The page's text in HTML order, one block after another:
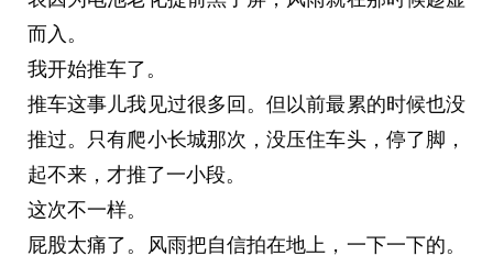
而入。
我开始推车了。
推车这事儿我见过很多回。但以前最累的时候也没
推过。只有爬小长城那次，没压住车头，停了脚，
起不来，才推了一小段。
这次不一样。
屁股太痛了。风雨把自信拍在地上，一下一下的。